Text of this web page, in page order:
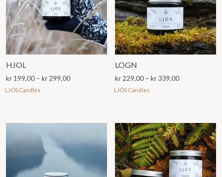
HJOL
kr 199,00 – kr 299,00Prisområde:
LJÓS Candles
LOGN
kr 229,00 – kr339,00Prisområde:
LJÓS Candles